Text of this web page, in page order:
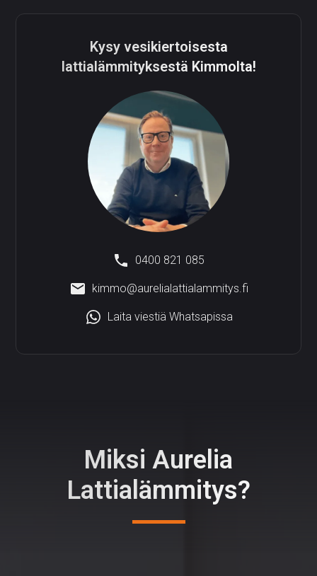
Kysy vesikiertoisesta
lattialämmityksestä Kimmolta!
0400 821 085
kimmo@aurelialattialammitys.fi
Laita viestiä Whatsapissa
Miksi Aurelia
Lattialämmitys?